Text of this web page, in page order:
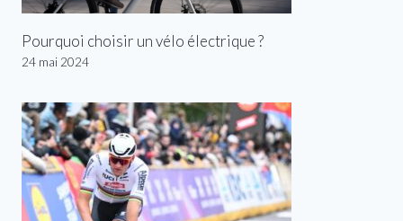
Pourquoi choisir un vélo électrique ?
24 mai 2024